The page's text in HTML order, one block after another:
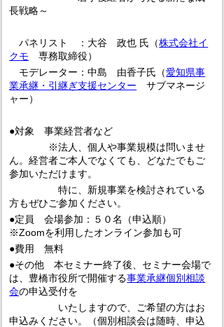
長戦略～
パネリスト ：大谷 政也 氏（株式会社イ
クモ 専務取締役）
モデレーター：中島 由香子氏（愛知県事
業承継・引継ぎ支援センター サブマネージ
ャー）
●対象 事業経営者など
※法人、個人や事業規模は問いませ
ん。経営者ご本人でなくても、どなたでもご
参加いただけます。
特に、新規事業を検討されている
方もぜひご参加ください。
●定員 会場参加：５０名（申込順）
※Zoomを利用したオンライン参加も可
●費用 無料
●その他 本セミナー終了後、セミナー会場で
は、豊橋市役所で開催する事業承継個別相談
会の申込受付を
いたしますので、ご希望の方はお
申込みください。（個別相談会は随時、申込